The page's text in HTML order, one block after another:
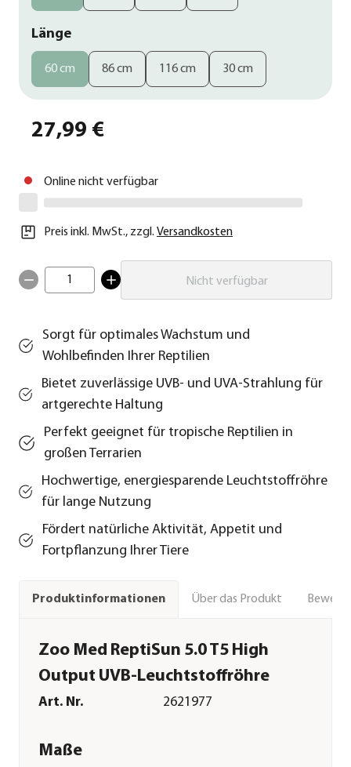
Länge
60 cm 86 cm 116 cm 30 cm
27,99 €
Online nicht verfügbar
Preis inkl. MwSt., zzgl. Versandkosten
1 Nicht verfügbar
Sorgt für optimales Wachstum und
Wohlbefinden Ihrer Reptilien
Bietet zuverlässige UVB- und UVA-Strahlung für
artgerechte Haltung
Perfekt geeignet für tropische Reptilien in
großen Terrarien
Hochwertige, energiesparende Leuchtstoffröhre
für lange Nutzung
Fördert natürliche Aktivität, Appetit und
Fortpflanzung Ihrer Tiere
Produktinformationen Über das Produkt
Zoo Med ReptiSun 5.0 T5 High
Output UVB-Leuchtstoffröhre
Art. Nr. 2621977
Maße